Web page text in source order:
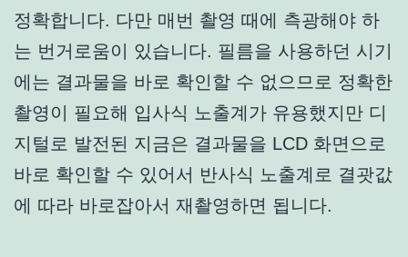
정확합니다. 다만 매번 촬영 때에 측광해야 하
는 번거로움이 있습니다. 필름을 사용하던 시기
에는 결과물을 바로 확인할 수 없으므로 정확한
촬영이 필요해 입사식 노출계가 유용했지만 디
지털로 발전된 지금은 결과물을 LCD 화면으로
바로 확인할 수 있어서 반사식 노출계로 결괏값
에 따라 바로잡아서 재촬영하면 됩니다.